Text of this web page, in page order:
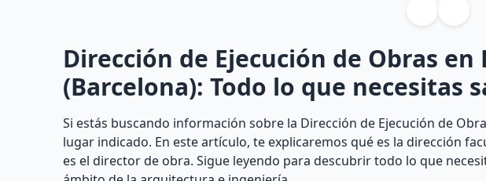
Dirección de Ejecución de Obras
(Barcelona): Todo lo que necesitas
Si estás buscando información sobre la Dirección de Ejecución de
lugar indicado. En este artículo, te explicaremos qué es la dirección
es el director de obra. Sigue leyendo para descubrir todo lo que